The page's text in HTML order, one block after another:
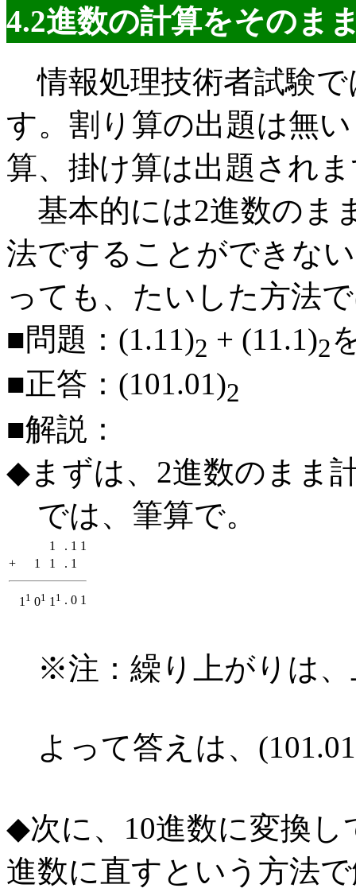
4.2進数の計算をそのま
情報処理技術者試験で
す。割り算の出題は無
算、掛け算は出題され
基本的には2進数のま
法ですることができな
っても、たいした方法
■問題：(1.11)2 + (11.1)2
■正答：(101.01)2
■解説：
◆まずは、2進数のまま
では、筆算で。
1 . 1 1
+
1 1 . 1
11 01 11 . 0 1
※注：繰り上がりは、
よって答えは、
◆次に、10進数に変換
進数に直すという方法